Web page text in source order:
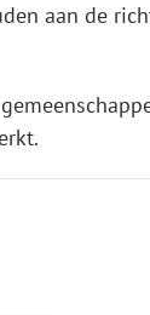
aan de